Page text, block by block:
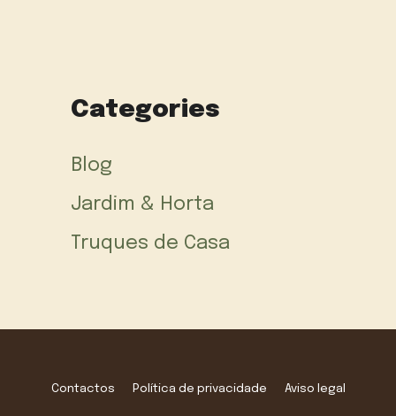
Categories
Blog
Jardim & Horta
Truques de Casa
Contactos Política de privacidade Aviso legal